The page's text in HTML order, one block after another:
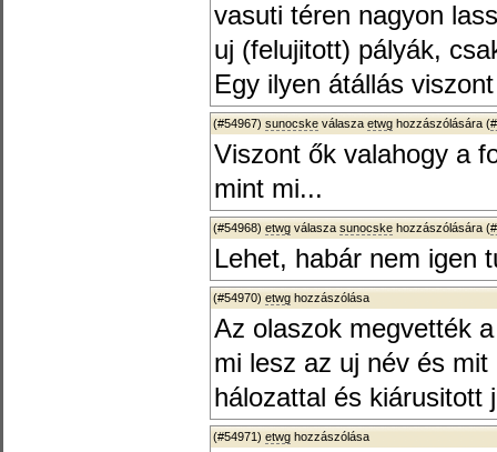
vasuti téren nagyon
uj (felujitott) pályák,
Egy ilyen átállás
(#54967) sunocske válasza etwg hozzászólására (
Viszont ők valahogy a
mint mi...
(#54968) etwg válasza sunocske hozzászólására (
Lehet, habár nem igen
(#54970) etwg hozzászólása
Az olaszok megvették
mi lesz az uj név és
hálozattal és kiárusitott
(#54971) etwg hozzászólása